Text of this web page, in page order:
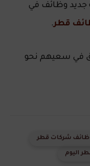
جديد وظائف في
قطر.
في سعيهم نحو
شركات قطر
اليوم